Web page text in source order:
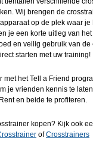
Wij brengen de
op de plek waar je
je een korte uitleg van
en veilig gebruik van de
starten met uw training!
met het Tell a Friend
je vrienden kennis te
Rent en beide te profiteren.
kopen? Kijk ook
ofCrosstrainers